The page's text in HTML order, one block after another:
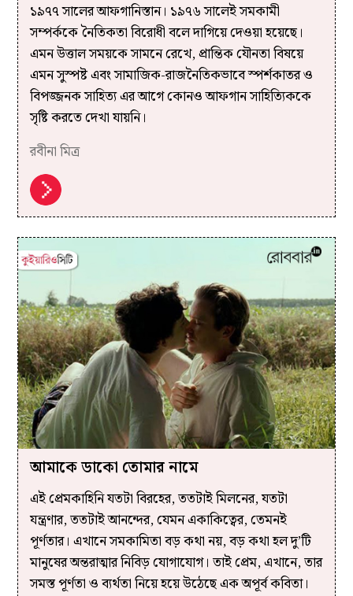
১৯৭৭ সালের আফগানিস্তান। ১৯৭৬ সালেই সমকামী
সম্পর্ককে নৈতিকতা বিরোধী বলে দাগিয়ে দেওয়া হয়েছে।
এমন উত্তাল সময়কে সামনে রেখে, প্রান্তিক যৌনতা বিষয়ে
এমন সুস্পষ্ট এবং সামাজিক-রাজনৈতিকভাবে স্পর্শকাতর ও
বিপজ্জনক সাহিত্য এর আগে কোনও আফগান সাহিত্যিককে
সৃষ্টি করতে দেখা যায়নি।
রবীনা মিত্র
আমাকে ডাকো তোমার নামে
এই প্রেমকাহিনি যতটা বিরহের, ততটাই মিলনের, যতটা
যন্ত্রণার, ততটাই আনন্দের, যেমন একাকিত্বের, তেমনই
পূর্ণতার। এখানে সমকামিতা বড় কথা নয়, বড় কথা হল দু’টি
মানুষের অন্তরাত্মার নিবিড় যোগাযোগ। তাই প্রেম, এখানে, তার
সমস্ত পূর্ণতা ও ব্যর্থতা নিয়ে হয়ে উঠেছে এক অপূর্ব কবিতা।